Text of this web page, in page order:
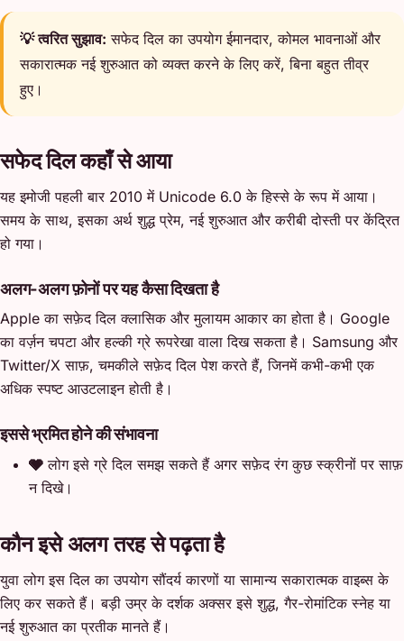
💡 त्वरित सुझाव: सफेद दिल का उपयोग ईमानदार, कोमल भावनाओं और
सकारात्मक नई शुरुआत को व्यक्त करने के लिए करें, बिना बहुत तीव्र
हुए।
सफेद दिल कहाँ से आया
यह इमोजी पहली बार 2010 में Unicode 6.0 के हिस्से के रूप में आया।
समय के साथ, इसका अर्थ शुद्ध प्रेम, नई शुरुआत और करीबी दोस्ती पर केंद्रित
हो गया।
अलग-अलग फ़ोनों पर यह कैसा दिखता है
Apple का सफ़ेद दिल क्लासिक और मुलायम आकार का होता है। Google
का वर्ज़न चपटा और हल्की ग्रे रूपरेखा वाला दिख सकता है। Samsung और
Twitter/X साफ़, चमकीले सफ़ेद दिल पेश करते हैं, जिनमें कभी-कभी एक
अधिक स्पष्ट आउटलाइन होती है।
इससे भ्रमित होने की संभावना
🩶 लोग इसे ग्रे दिल समझ सकते हैं अगर सफ़ेद रंग कुछ स्क्रीनों पर साफ़
न दिखे।
कौन इसे अलग तरह से पढ़ता है
युवा लोग इस दिल का उपयोग सौंदर्य कारणों या सामान्य सकारात्मक वाइब्स के
लिए कर सकते हैं। बड़ी उम्र के दर्शक अक्सर इसे शुद्ध, गैर-रोमांटिक स्नेह या
नई शुरुआत का प्रतीक मानते हैं।